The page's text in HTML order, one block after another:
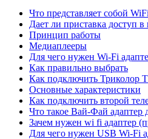
Что представляет собой
Дает ли приставка доступ в
Принцип работы
Медиаплееры
Для чего нужен Wi-Fi
Как правильно выбрать
Как подключить Триколор
Основные характеристики
Как подключить второй
Что такое Вай-Фай адаптер
Зачем нужен wi fi адаптер
Для чего нужен USB Wi-Fi